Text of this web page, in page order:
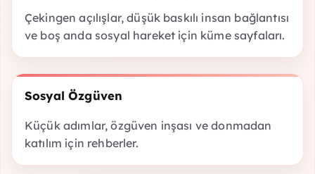
Çekingen açılışlar, düşük baskılı insan bağlantısı
ve boş anda sosyal hareket için küme sayfaları.
Sosyal Özgüven
Küçük adımlar, özgüven inşası ve donmadan
katılım için rehberler.